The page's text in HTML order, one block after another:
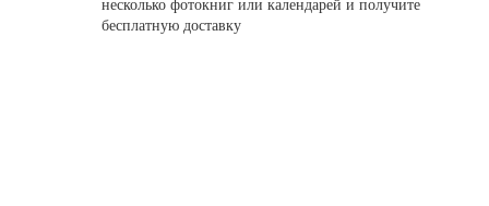
несколько фотокниг или календарей и получите
бесплатную доставку